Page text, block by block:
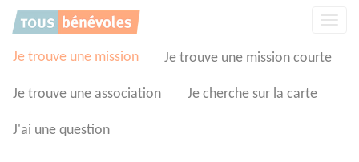
Je trouve une mission Je trouve une mission courte
Je trouve une association Je cherche sur la carte
J'ai une question
Panneau de gestion des cookies